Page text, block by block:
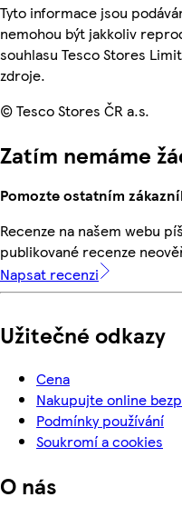
Tyto informace jsou
nemohou být jakkoliv
souhlasu Tesco Stores
zdroje.
© Tesco Stores ČR a.s.
Zatím nemáme
Pomozte ostatním
Recenze na našem webu
publikované recenze
Napsat recenzi
Užitečné odkazy
Cena
Nakupujte online
Podmínky používání
Soukromí a cookies
O nás